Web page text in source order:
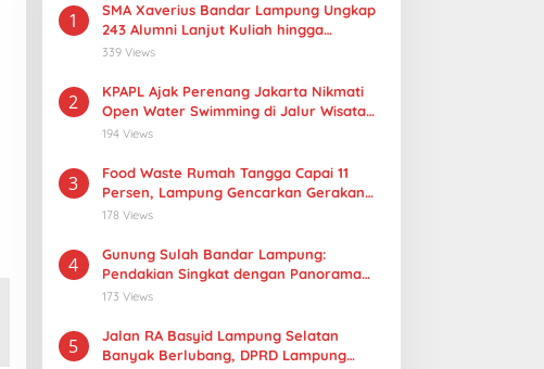
1
SMA Xaverius Bandar Lampung Ungkap
243 Alumni Lanjut Kuliah hingga
Mancanegara
339 Views
2
KPAPL Ajak Perenang Jakarta Nikmati
Open Water Swimming di Jalur Wisata
Lampung
194 Views
3
Food Waste Rumah Tangga Capai 11
Persen, Lampung Gencarkan Gerakan
Selamatan Pangan
178 Views
4
Gunung Sulah Bandar Lampung:
Pendakian Singkat dengan Panorama
Kota yang Memukau
173 Views
5
Jalan RA Basyid Lampung Selatan
Banyak Berlubang, DPRD Lampung